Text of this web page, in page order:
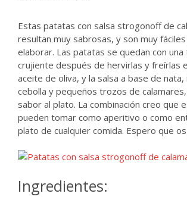
Estas patatas con salsa strogonoff de
resultan muy sabrosas, y son muy
elaborar. Las patatas se quedan con
crujiente después de hervirlas y freírlas
aceite de oliva, y la salsa a base de
cebolla y pequeños trozos de
sabor al plato. La combinación creo que
pueden tomar como aperitivo o como
plato de cualquier comida. Espero que
Ingredientes: